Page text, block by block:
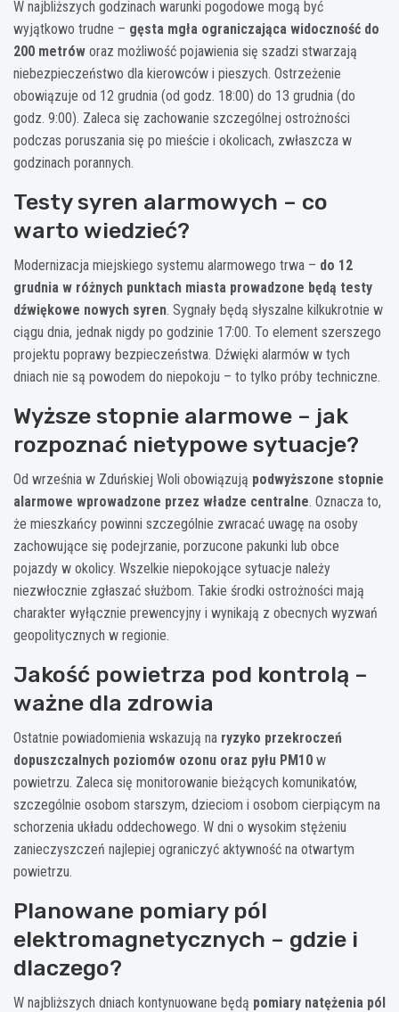
W najbliższych godzinach warunki pogodowe mogą być
wyjątkowo trudne – gęsta mgła ograniczająca widoczność do
200 metrów oraz możliwość pojawienia się szadzi stwarzają
niebezpieczeństwo dla kierowców i pieszych. Ostrzeżenie
obowiązuje od 12 grudnia (od godz. 18:00) do 13 grudnia (do
godz. 9:00). Zaleca się zachowanie szczególnej ostrożności
podczas poruszania się po mieście i okolicach, zwłaszcza w
godzinach porannych.
Testy syren alarmowych – co
warto wiedzieć?
Modernizacja miejskiego systemu alarmowego trwa – do 12
grudnia w różnych punktach miasta prowadzone będą testy
dźwiękowe nowych syren. Sygnały będą słyszalne kilkukrotnie w
ciągu dnia, jednak nigdy po godzinie 17:00. To element szerszego
projektu poprawy bezpieczeństwa. Dźwięki alarmów w tych
dniach nie są powodem do niepokoju – to tylko próby techniczne.
Wyższe stopnie alarmowe – jak
rozpoznać nietypowe sytuacje?
Od września w Zduńskiej Woli obowiązują podwyższone stopnie
alarmowe wprowadzone przez władze centralne. Oznacza to,
że mieszkańcy powinni szczególnie zwracać uwagę na osoby
zachowujące się podejrzanie, porzucone pakunki lub obce
pojazdy w okolicy. Wszelkie niepokojące sytuacje należy
niezwłocznie zgłaszać służbom. Takie środki ostrożności mają
charakter wyłącznie prewencyjny i wynikają z obecnych wyzwań
geopolitycznych w regionie.
Jakość powietrza pod kontrolą –
ważne dla zdrowia
Ostatnie powiadomienia wskazują na ryzyko przekroczeń
dopuszczalnych poziomów ozonu oraz pyłu PM10 w
powietrzu. Zaleca się monitorowanie bieżących komunikatów,
szczególnie osobom starszym, dzieciom i osobom cierpiącym na
schorzenia układu oddechowego. W dni o wysokim stężeniu
zanieczyszczeń najlepiej ograniczyć aktywność na otwartym
powietrzu.
Planowane pomiary pól
elektromagnetycznych – gdzie i
dlaczego?
W najbliższych dniach kontynuowane będą pomiary natężenia pól